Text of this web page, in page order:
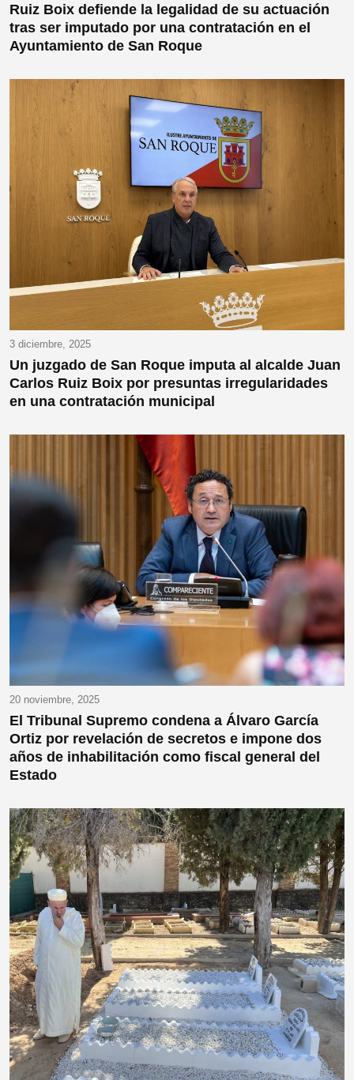
Ruiz Boix defiende la legalidad de su actuación
tras ser imputado por una contratación en el
Ayuntamiento de San Roque
3 diciembre, 2025
Un juzgado de San Roque imputa al alcalde Juan
Carlos Ruiz Boix por presuntas irregularidades
en una contratación municipal
20 noviembre, 2025
El Tribunal Supremo condena a Álvaro García
Ortiz por revelación de secretos e impone dos
años de inhabilitación como fiscal general del
Estado